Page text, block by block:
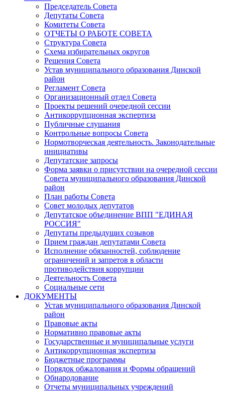
Председатель Совета
Депутаты Совета
Комитеты Совета
ОТЧЕТЫ О РАБОТЕ СОВЕТА
Структура Совета
Схема избирательных округов
Решения Совета
Устав муниципального образования Динской
район
Регламент Совета
Организационный отдел Совета
Проекты решений очередной сессии
Антикоррупционная экспертиза
Публичные слушания
Контрольные вопросы Совета
Нормотворческая деятельность. Законодательные
инициативы
Депутатские запросы
Форма заявки о присутствии на очередной сессии
Совета муниципального образования Динской
район
План работы Совета
Совет молодых депутатов
Депутатское объединение ВПП "ЕДИНАЯ
РОССИЯ"
Депутаты предыдущих созывов
Прием граждан депутатами Совета
Исполнение обязанностей, соблюдение
ограничений и запретов в области
противодействия коррупции
Деятельность Совета
Социальные сети
ДОКУМЕНТЫ
Устав муниципального образования Динской
район
Правовые акты
Нормативно правовые акты
Государственные и муниципальные услуги
Антикоррупционная экспертиза
Бюджетные программы
Порядок обжалования и Формы обращений
Обнародование
Отчеты муниципальных учреждений